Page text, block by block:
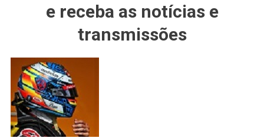
e receba as notícias e
transmissões